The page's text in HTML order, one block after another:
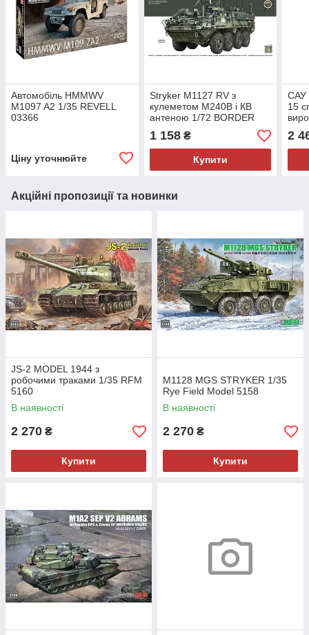
Автомобіль HMMWV
M1097 A2 1/35 REVELL
03366
Ціну уточнюйте
Stryker M1127 RV з
кулеметом M240B і КВ
антеною 1/72 BORDER
7015
1 158₴
Купити
САУ
15
2
Акційні пропозиції та новинки
JS-2 MODEL 1944 з
робочими траками 1/35 RFM
5160
В наявності
2 270 ₴
Купити
M1128 MGS STRYKER 1/35
Rye Field Model 5158
В наявності
2 270 ₴
Купити